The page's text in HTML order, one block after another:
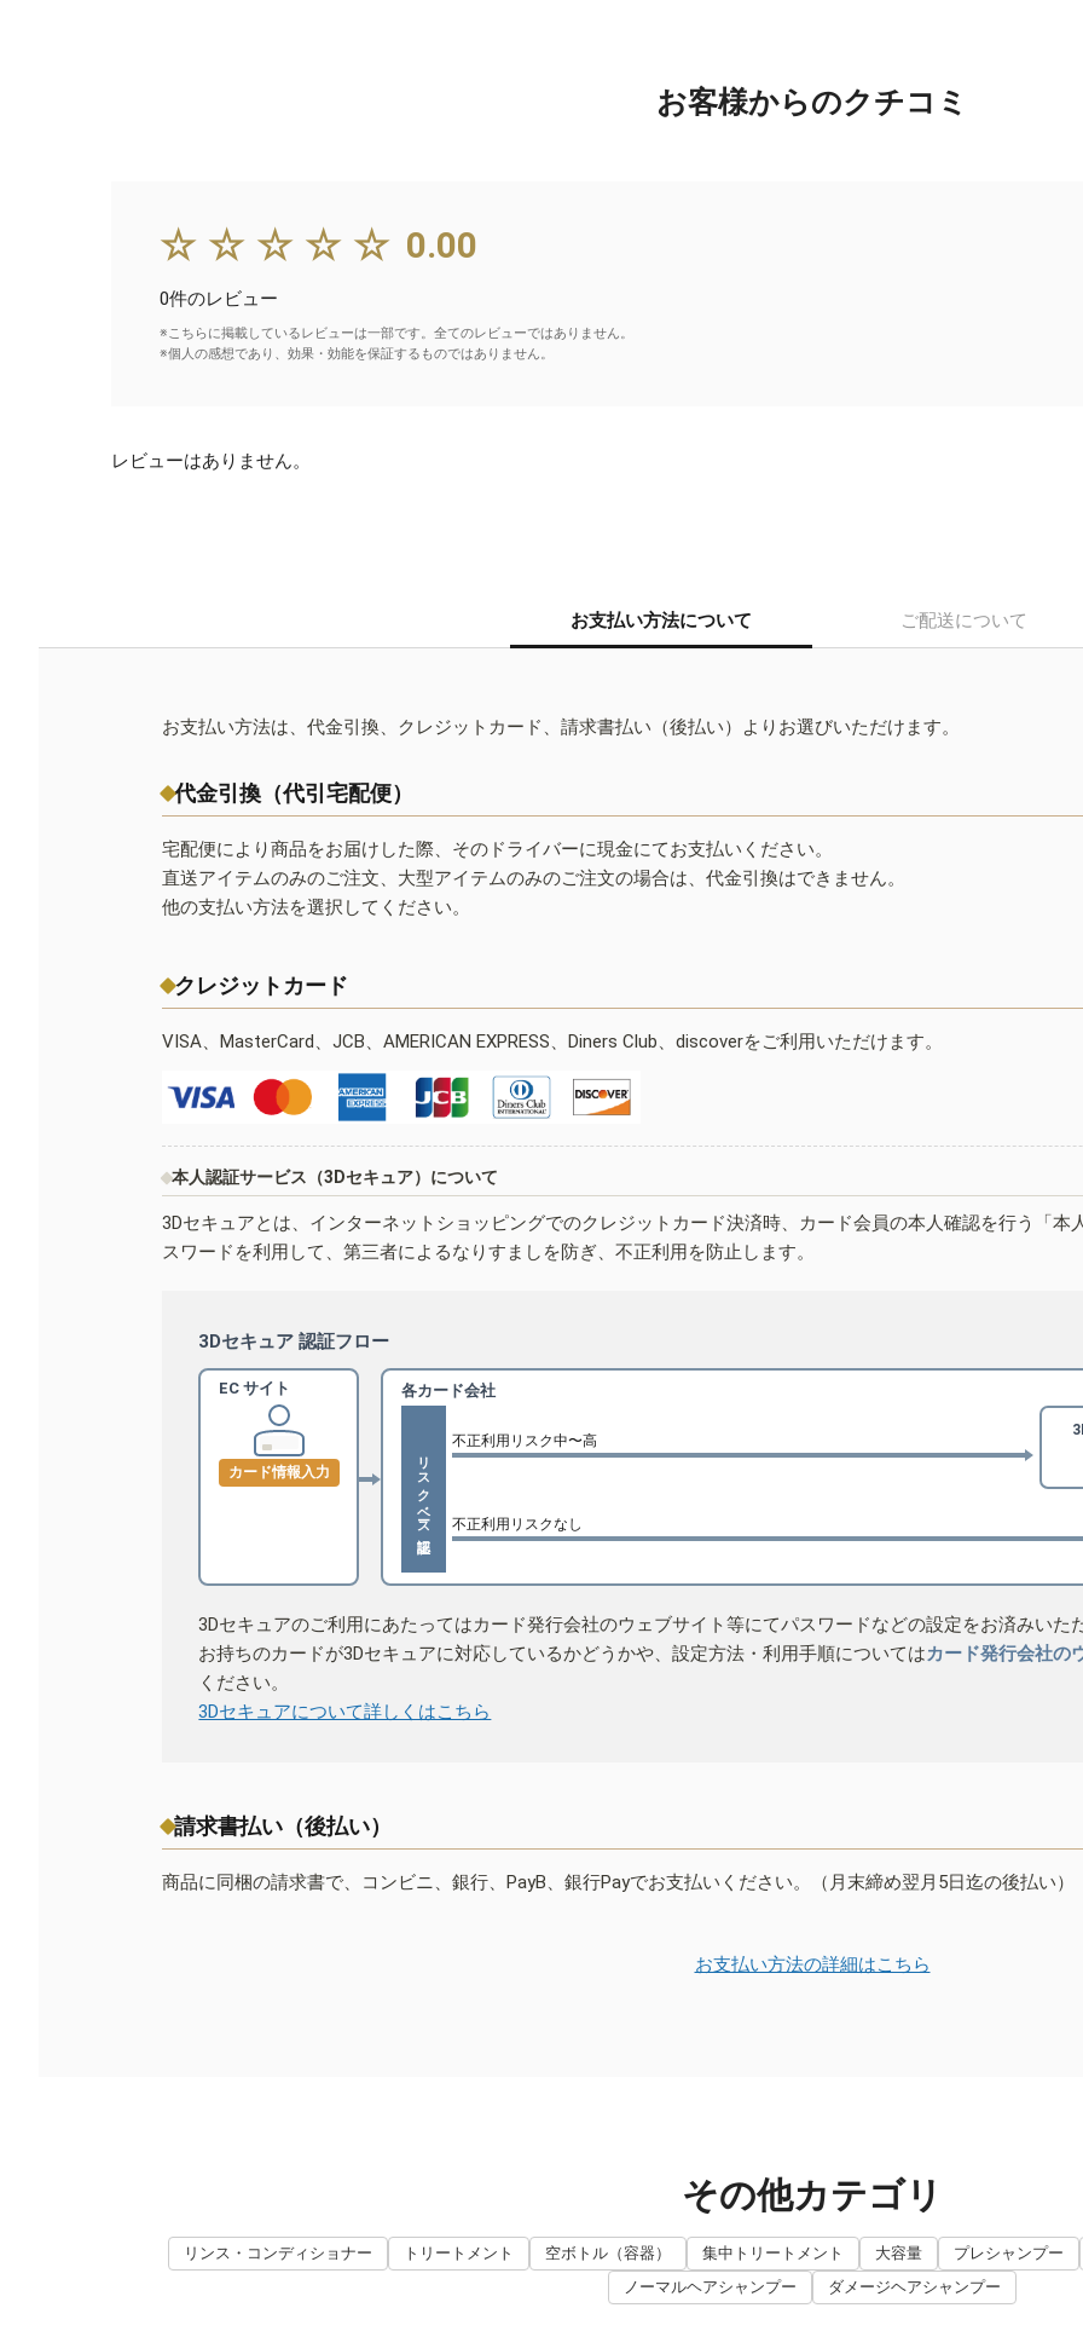
お客様からのクチコミ
☆☆☆☆☆ 0.00
0件のレビュー
※こちらに掲載しているレビューは一部です。全てのレビューではありません。
※個人の感想であり、効果・効能を保証するものではありません。
レビューはありません。
お支払い方法について ご配送について
お支払い方法は、代金引換、クレジットカード、請求書払い（後払い）よりお選びいただけます。
代金引換（代引宅配便）
宅配便により商品をお届けした際、そのドライバーに現金にてお支払いください。
直送アイテムのみのご注文、大型アイテムのみのご注文の場合は、代金引換はできません。
他の支払い方法を選択してください。
クレジットカード
VISA、MasterCard、JCB、AMERICAN EXPRESS、Diners Club、discoverをご利用いただけます。
本人認証サービス（3Dセキュア）について
3Dセキュアとは、インターネットショッピングでのクレジットカード決済時、カード会員の本人確認を行う「
スワードを利用して、第三者によるなりすましを防ぎ、不正利用を防止します。
3Dセキュア 認証フロー
EC サイト
カード情報入力
各カード会社
リスクベース認証
不正利用リスク中〜高
不正利用リスクなし
3Dセキュアのご利用にあたってはカード発行会社のウェブサイト等にてパスワードなどの設定をお済みいた
お持ちのカードが3Dセキュアに対応しているかどうかや、設定方法・利用手順についてはカード発行会社の
ください。
3Dセキュアについて詳しくはこちら
請求書払い（後払い）
商品に同梱の請求書で、コンビニ、銀行、PayB、銀行Payでお支払いください。（月末締め翌月5日迄の後払い）
お支払い方法の詳細はこちら
その他カテゴリ
リンス・コンディショナー トリートメント 空ボトル（容器） 集中トリートメント 大容量
プレシャンプー
ノーマルヘアシャンプー
ダメージヘアシャンプー